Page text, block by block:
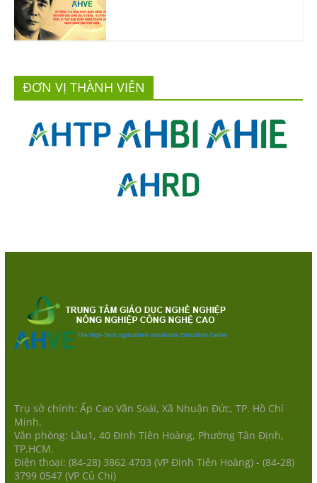
ĐƠN VỊ THÀNH VIÊN
Trụ sở chính: Ấp Cao Văn Soái, Xã Nhuận Đức, TP. Hồ Chí
Minh.
Văn phòng: Lầu1, 40 Đinh Tiên Hoàng, Phường Tân Định,
TP.HCM.
Điện thoại: (84-28) 3862 4703 (VP Đinh Tiên Hoàng) - (84-28)
3799 0547 (VP Củ Chi)